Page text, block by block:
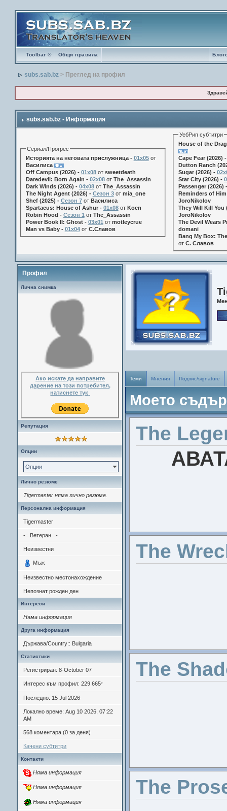
Toolbar ® Общи правила
subs.sab.bz > Преглед на профил
subs.sab.bz - Информация
Сериал/Прогрес
Историята на неговата прислужница - 01х05от
Василиса
Off Campus (2026) - 01x08от sweetdeath
Daredevil: Born Again - 02x08от The_Assassin
Dark Winds (2026) - 04x08от The_Assassin
The Night Agent (2026) - Сезон 3от mia_one
Shef (2025) - Сезон 7от Василиса
Spartacus: House of Ashur - 01x08от Koen
Robin Hood - Сезон 1 от The_Assassin
Power Book II: Ghost - 03x01 от motleycrue
Man vs Baby - 01x04от С.Славов
УебРип субтитри
House of the
Cape Fear (2026)
Dutton Ranch
Sugar (2026) -
Star City (2026) -
Passenger (2026)
Reminders of
JoroNikolov
They Will Kill You
JoroNikolov
The Devil Wears
domani
Bang My Box:
от С. Славов
Профил
Лична снимка
Ако искате да направите
дарение на този потребител,
натиснете тук
Репутация
Опции
Опции
Лично резюме
Tigermaster няма лично резюме.
Персонална информация
Tigermaster
-= Ветеран =-
Неизвестни
Мъж
Неизвестно местонахождение
Непознат рожден ден
Интереси
Няма информация
Друга информация
Държава/Country:: Bulgaria
Статистики
Регистриран: 8-October 07
Интерес към профил: 229 665*
Последно: 15 Jul 2026
Локално време: Aug 10 2026, 07:22
AM
568 коментара (0 за деня)
Качени субтитри
Контакти
Няма информация
Няма информация
Няма информация
Теми Мнения Подпис/signature
Моето
The
The
The
The